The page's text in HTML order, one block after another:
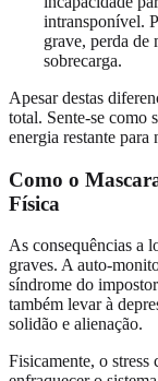
intransponível.
grave, perda de
sobrecarga.
Apesar destas
total. Sente-se como
energia restante
Como o
Física
As consequências a
graves. A auto-
síndrome do
também levar à
solidão e alienação.
Fisicamente, o stress